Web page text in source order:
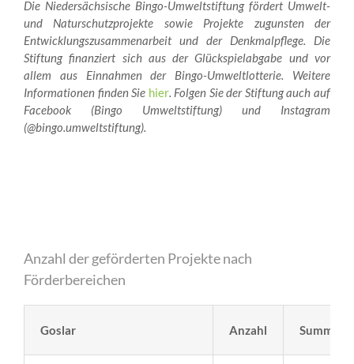
Die Niedersächsische Bingo-Umweltstiftung fördert Umwelt-
und Naturschutzprojekte sowie Projekte zugunsten der
Entwicklungszusammenarbeit und der Denkmalpflege. Die
Stiftung finanziert sich aus der Glückspielabgabe und vor
allem aus Einnahmen der Bingo-Umweltlotterie. Weitere
Informationen finden Sie hier. Folgen Sie der Stiftung auch auf
Facebook (Bingo Umweltstiftung) und Instagram
(@bingo.umweltstiftung).
Anzahl der geförderten Projekte nach
Förderbereichen
Goslar Anzahl Summe